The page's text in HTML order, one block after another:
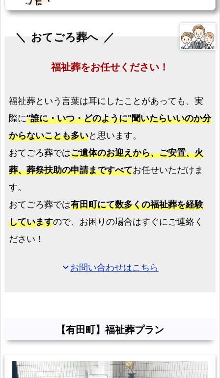
福
葬
ラ
福
祉
葬
の
よ
あ
質
と
お
流
れ
有
田
おてごろ葬へ
福祉葬をお任せください！
福祉葬という言葉は耳にしたことがあっても、実
際に“誰に・いつ・どのように"聞いたらいいのか分
からないことも多いと思います。
おてごろ葬ではご遺体のお迎えから、ご安置、火
葬、葬祭扶助の申請まですべてお任せいただけま
す。
おてごろ葬では有田町にて数多くの福祉葬を経験
していますので、お困りの場合はすぐにご連絡く
ださい！
expand_moreお問い合わせはこちら
【有田町】福祉葬プラン